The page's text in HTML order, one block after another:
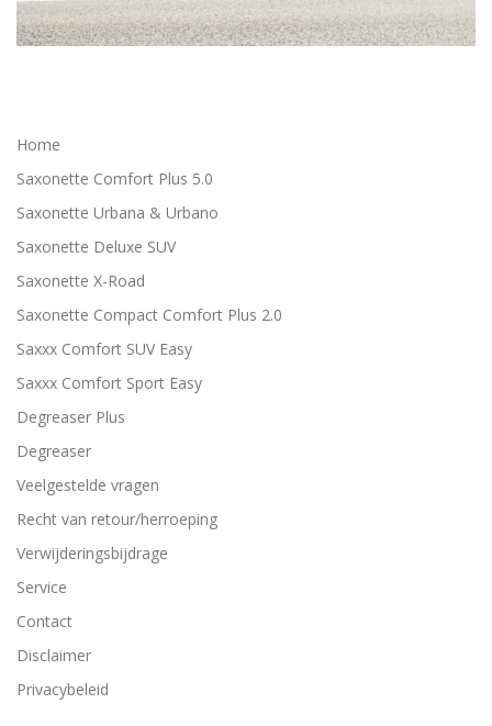
Home
Saxonette Comfort Plus 5.0
Saxonette Urbana & Urbano
Saxonette Deluxe SUV
Saxonette X-Road
Saxonette Compact Comfort Plus 2.0
Saxxx Comfort SUV Easy
Saxxx Comfort Sport Easy
Degreaser Plus
Degreaser
Veelgestelde vragen
Recht van retour/herroeping
Verwijderingsbijdrage
Service
Contact
Disclaimer
Privacybeleid